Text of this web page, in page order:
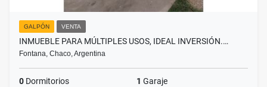
GALPÓN VENTA
INMUEBLE PARA MÚLTIPLES USOS, IDEAL INVERSIÓN.…
Fontana, Chaco, Argentina
0 Dormitorios 1 Garaje